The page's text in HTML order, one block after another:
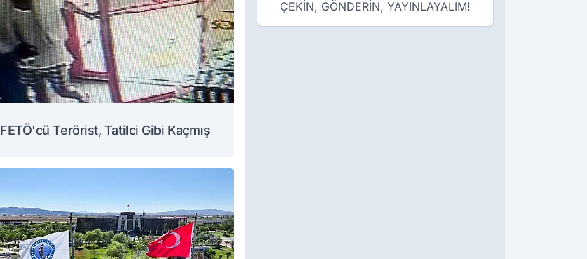
FETÖ'cü Terörist, Tatilci Gibi Kaçmış
ÇEKİN, GÖNDERİN, YAYINLAYALIM!